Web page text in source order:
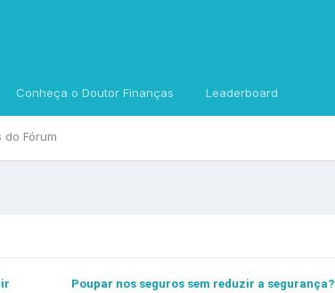
do Fórum
Conheça o Doutor Finanças Leaderboard
Poupar nos seguros sem reduzir a segurança?